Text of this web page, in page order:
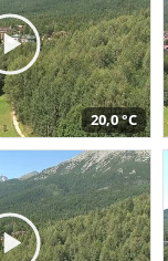
20,0 °C